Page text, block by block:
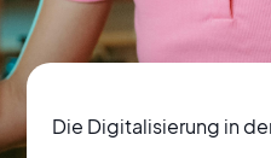
Die Digitalisierung in